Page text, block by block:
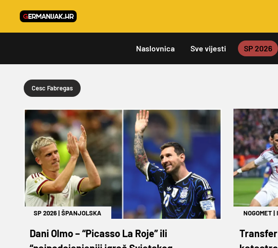
Naslovnica Sve vijesti SP 2026
Cesc Fabregas
SP 2026|ŠPANJOLSKA
Dani Olmo – “Picasso La Roje” ili
NOGOMET|